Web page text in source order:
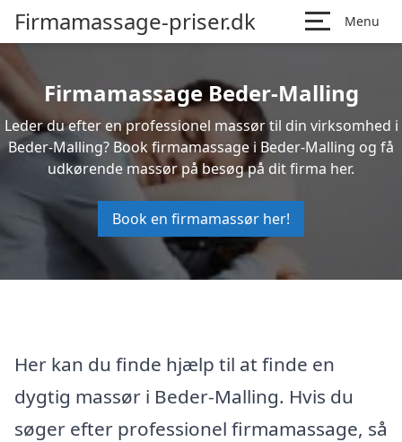
Firmamassage-priser.dk Menu
Firmamassage Beder-Malling
Leder du efter en professionel massør til din virksomhed i
Beder-Malling? Book firmamassage i Beder-Malling og få
udkørende massør på besøg på dit firma her.
Book en firmamassør her!
Her kan du finde hjælp til at finde en
dygtig massør i Beder-Malling. Hvis du
søger efter professionel firmamassage, så